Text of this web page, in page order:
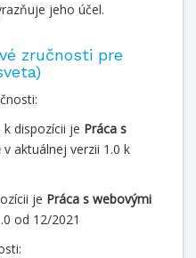
jeho účel.
zručnosti pre
k dispozícii je Práca s
v aktuálnej verzii 1.0 k
je Práca s webovými
od 12/2021